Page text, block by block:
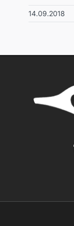
14.09.2018